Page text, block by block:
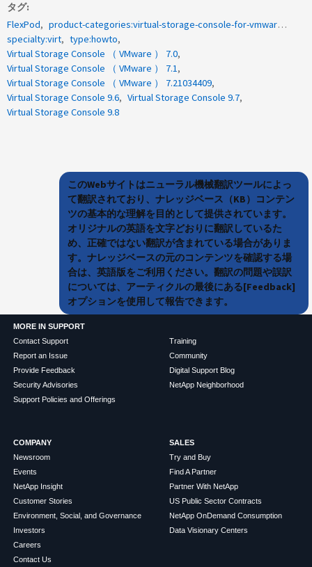
タグ
FlexPod
product-categories:virtual-storage-console-for-vmware-vsphere
specialty:virt
type:howto
Virtual Storage Console （ VMware ） 7.0
Virtual Storage Console （ VMware ） 7.1
Virtual Storage Console （ VMware ） 7.21034409
Virtual Storage Console 9.6
Virtual Storage Console 9.7
Virtual Storage Console 9.8
このWebサイトはニューラル機械翻訳ツールによっ
て翻訳されており、ナレッジベース（KB）コンテン
ツの基本的な理解を目的として提供されています。
オリジナルの英語を文字どおりに翻訳しているた
め、正確ではない翻訳が含まれている場合がありま
す。ナレッジベースの元のコンテンツを確認する場
合は、英語版をご利用ください。翻訳の問題や誤訳
については、アーティクルの最後にある[Feedback]
オプションを使用して報告できます。
MORE IN SUPPORT
Contact Support
Report an Issue
Provide Feedback
Security Advisories
Support Policies and Offerings
Training
Community
Digital Support Blog
NetApp Neighborhood
COMPANY
Newsroom
Events
NetApp Insight
Customer Stories
Environment, Social, and Governance
Investors
Careers
Contact Us
SALES
Try and Buy
Find A Partner
Partner With NetApp
US Public Sector Contracts
NetApp OnDemand Consumption
Data Visionary Centers